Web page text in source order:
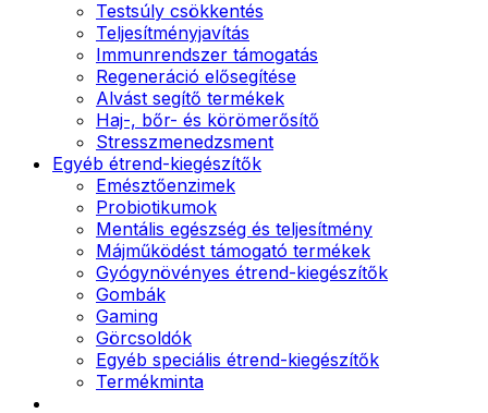
Testsúly csökkentés
Teljesítményjavítás
Immunrendszer támogatás
Regeneráció elősegítése
Alvást segítő termékek
Haj-, bőr- és körömerősítő
Stresszmenedzsment
Egyéb étrend-kiegészítők
Emésztőenzimek
Probiotikumok
Mentális egészség és teljesítmény
Májműködést támogató termékek
Gyógynövényes étrend-kiegészítők
Gombák
Gaming
Görcsoldók
Egyéb speciális étrend-kiegészítők
Termékminta